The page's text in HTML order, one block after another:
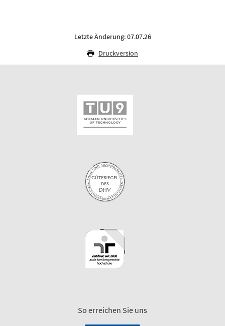
Letzte Änderung: 07.07.26
Druckversion
So erreichen Sie uns